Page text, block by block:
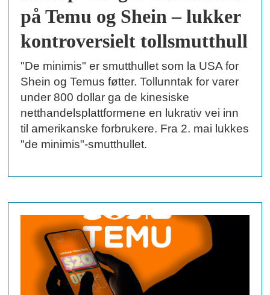
på Temu og Shein – lukker
kontroversielt tollsmutthull
"De minimis" er smutthullet som la USA for
Shein og Temus føtter. Tollunntak for varer
under 800 dollar ga de kinesiske
netthandelsplattformene en lukrativ vei inn
til amerikanske forbrukere. Fra 2. mai lukkes
"de minimis"-smutthullet.